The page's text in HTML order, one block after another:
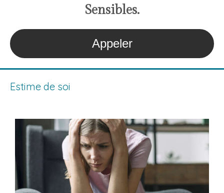
Sensibles.
Appeler
Estime de soi